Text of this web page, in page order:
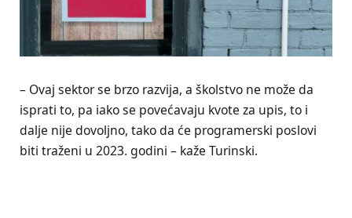
– Ovaj sektor se brzo razvija, a školstvo ne može da
isprati to, pa iako se povećavaju kvote za upis, to i
dalje nije dovoljno, tako da će programerski poslovi
biti traženi u 2023. godini – kaže Turinski.